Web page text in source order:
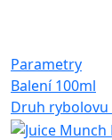
Parametry
Balení 100ml
Druh rybolovu